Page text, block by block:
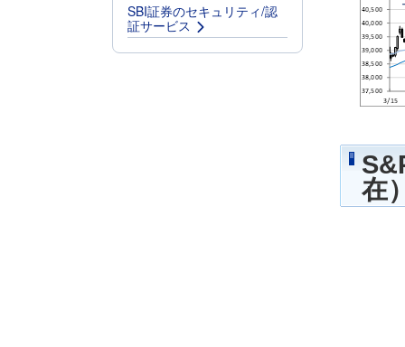
SBI証券のセキュリティ/認
証サービス
在